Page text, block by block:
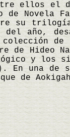
ellos el
Novela
su
año,
de Hideo
y los
En una de
de